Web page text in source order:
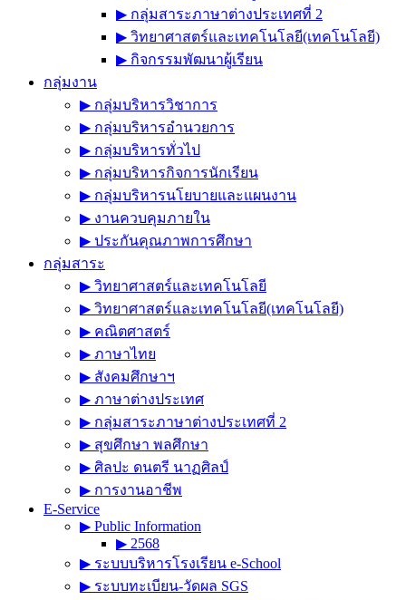
▶︎ กลุ่มสาระภาษาต่างประเทศที่ 2
▶︎ วิทยาศาสตร์และเทคโนโลยี(เทคโนโลยี)
▶︎ กิจกรรมพัฒนาผู้เรียน
กลุ่มงาน
▶︎ กลุ่มบริหารวิชาการ
▶︎ กลุ่มบริหารอำนวยการ
▶︎ กลุ่มบริหารทั่วไป
▶︎ กลุ่มบริหารกิจการนักเรียน
▶︎ กลุ่มบริหารนโยบายและแผนงาน
▶︎ งานควบคุมภายใน
▶︎ ประกันคุณภาพการศึกษา
กลุ่มสาระ
▶︎ วิทยาศาสตร์และเทคโนโลยี
▶︎ วิทยาศาสตร์และเทคโนโลยี(เทคโนโลยี)
▶︎ คณิตศาสตร์
▶︎ ภาษาไทย
▶︎ สังคมศึกษาฯ
▶︎ ภาษาต่างประเทศ
▶︎ กลุ่มสาระภาษาต่างประเทศที่ 2
▶︎ สุขศึกษา พลศึกษา
▶︎ ศิลปะ ดนตรี นาฏศิลป์
▶︎ การงานอาชีพ
E-Service
▶︎ Public Information
▶︎ 2568
▶︎ ระบบบริหารโรงเรียน e-School
▶︎ ระบบทะเบียน-วัดผล SGS